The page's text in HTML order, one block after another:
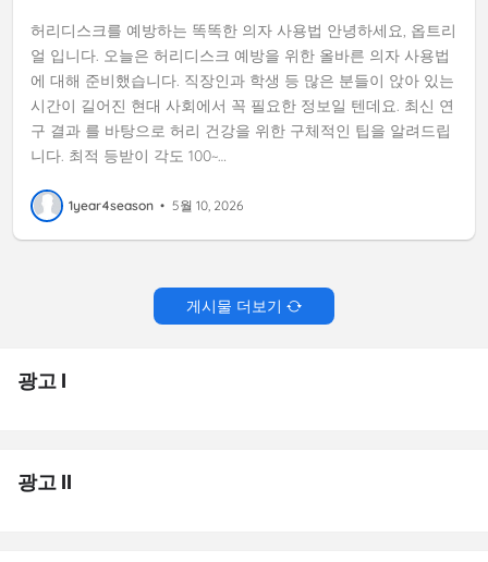
허리디스크를 예방하는 똑똑한 의자 사용법 안녕하세요, 옵트리
얼 입니다. 오늘은 허리디스크 예방을 위한 올바른 의자 사용법
에 대해 준비했습니다. 직장인과 학생 등 많은 분들이 앉아 있는
시간이 길어진 현대 사회에서 꼭 필요한 정보일 텐데요. 최신 연
구 결과 를 바탕으로 허리 건강을 위한 구체적인 팁을 알려드립
니다. 최적 등받이 각도 100~…
1year4season • 5월 10, 2026
게시물 더보기
광고 I
광고 II